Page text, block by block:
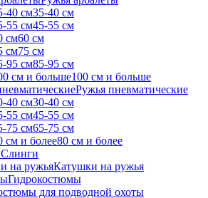
35-40 см
45-55 см
60 см
75 см
85-95 см
100 см и больше
Ружья пневматические
30-40 см
45-55 см
65-75 см
80 см и более
Слинги
Катушки на ружья
Гидрокостюмы